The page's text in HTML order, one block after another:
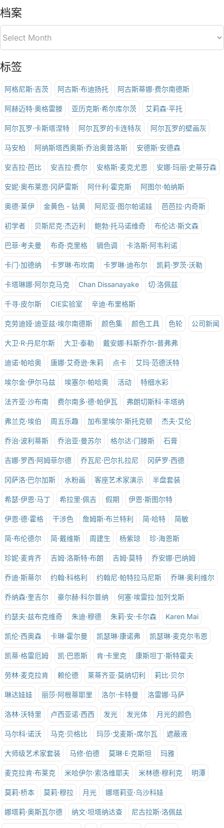
档案
标签
阿格尼斯·吉茨 阿古斯·布迪扬托 阿古斯蒂娜·费尔南德斯
阿赫迈特·奥格雷滕 亚历克斯·希尔库尔茨 艾莉森·平托
阿尔瓦罗·卡斯塔涅特 阿尔瓦罗的卡连特灰 阿尔瓦罗的壁画灰
马安柏 阿纳斯塔西奥斯·乔治奥普洛斯 安德斯·安德森
安吉拉·芭比 安吉拉·费尔 安格斯·麦克尤恩 安娜·玛丽·史蒂芬森
安妮·奥布莱恩·冈萨雷斯 阿什利·霍克斯 阿图尔·帕纳斯
奥德·莱伊 金黄色 - 钴黄 阿尼亚·图尔帕诺娃 芭芭拉·内奇斯
初学者 贝斯尼克·杰迈利 鲍勃·托马诺维奇 布伦达·斯文森
巴菲·考夫曼 布奇·克里格 镉色调 卡洛斯·阿韦利诺
卡门·加德纳 卡罗琳·布坎南 卡罗琳·迪布尔 凯莉·罗茨·沃勒
卡塔琳娜·阿尔克马克 Chan Dissanayake 切·洛佩兹
千寻·皮尔斯 CIE实验室 辛迪·布里格斯
克劳迪娅·迪亚兹·埃尔南德斯 颜色集 颜色工具 色轮 公司新闻
大卫·R·丹尼尔斯 大卫·泰勒 戴安娜·科斯乔尔-普弗弗
迪诺·帕哈奥 唐娜·艾奇逊·朱莉 点卡 艾玛·范德沃特
埃尔金·伊尔马兹 埃塞尔·帕哈奥 活动 特细水彩
法齐亚·沙布南 费尔南多·德·帕伊瓦 弗朗切斯科·丰塔纳
弗兰克·埃伯 周五乐趣 加布里埃尔·斯托克顿 杰夫·艾伦
乔治·波利蒂斯 乔治亚·曼苏尔 格尔达·门滕斯 石膏
吉娜·罗西·阿姆菲尔德 乔瓦尼·巴尔扎拉尼 冈萨罗·西德
冈萨洛·巴尔加斯 水粉画 客座艺术家演示 半盘套装
希瑟·伊恩·马丁 希拉里·佩吉 假期 伊恩·斯图尔特
伊恩·德·霍格 干涉色 詹姆斯·布兰特利 简·哈特 简敏
简·布伦德尔 简·戴维斯 周建生 杨紫琼 珍·海恩斯
珍妮·麦肯齐 吉姆·洛斯特·布朗 吉姆·莫特 乔安娜·巴纳姆
乔迪·斯蒂尔 约翰·科格利 约翰尼·帕特拉马尼斯 乔琳·奥利维尔
乔纳森·奎吉尔 豪尔赫·科尔普纳 何塞·埃雷拉·加列戈斯
约瑟夫·兹布克维奇 朱迪·穆德 朱莉·安·卡尔森 Karen Mai
凯伦·西奥森 卡琳·霍尔曼 凯瑟琳·康诺弗 凯瑟琳·麦克尔韦恩
凯蒂·格雷厄姆 凯·巴恩斯 肯·卡里克 康斯坦丁·斯特霍夫
劳林·麦克拉肯 赖伦德 莱蒂齐亚·莫纳切利 莉比·贝尔
琳达娃娃 丽莎·阿根蒂耶里 洛尔·卡特曼 洛雷娜·马萨
洛林·沃特里 卢西亚诺·西西 发光 发光体 月光的颜色
马尔科·诺沃 马克·贝格比 玛莎·戈麦斯-席尔瓦 遮蔽液
大师级艺术家套装 马修·伯德 莫琳·E·克斯坦 玛雅
麦克拉肯·布莱克 米哈伊尔·索洛维耶夫 米林德·穆利克 明潭
莫莉·桥本 莫莉·穆拉 月光 娜塔莉亚·乌沙科娃
娜塔莉·奥斯瓦尔德 纳文·坦塔纳达查 尼古拉斯·洛佩兹